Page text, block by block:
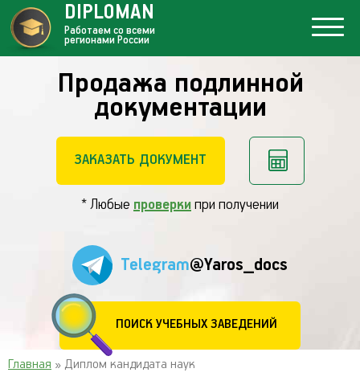
Продажа подлинной
документации
ЗАКАЗАТЬ ДОКУМЕНТ
* Любые проверки при получении
Telegram@Yaros_docs
ПОИСК УЧЕБНЫХ ЗАВЕДЕНИЙ
DIPLOMAN
Работаем со всеми
регионами России
Главная » Диплом кандидата наук